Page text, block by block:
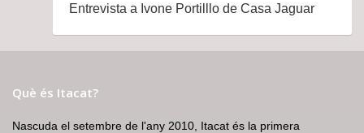
Entrevista a Ivone Portilllo de Casa Jaguar
Què és Itacat?
Nascuda el setembre de l'any 2010, Itacat és la primera